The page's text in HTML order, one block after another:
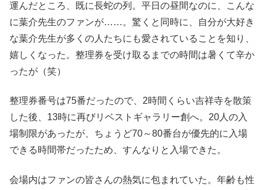
運んだところ、既に長蛇の列。平日の昼間なのに、こんな
に葉介先生のファンが……。驚くと同時に、自分が大好き
な葉介先生が多くの人たちにも愛されていることを知り、
嬉しくなった。整理券を受け取るまでの時間は暑くて辛か
ったが（笑）
整理券番号は75番だったので、2時間くらい吉祥寺を散策
した後、13時に再びリベストギャラリー創へ。20人の入
場制限があったが、ちょうど70～80番台が優先的に入場
できる時間帯だったため、すんなりと入場できた。
会場内はファンの皆さんの熱気に包まれていた。年齢も性